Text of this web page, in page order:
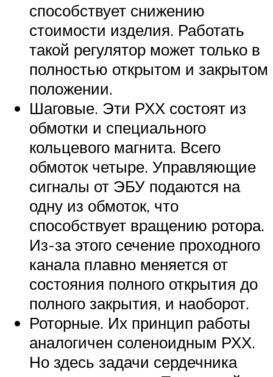
способствует снижению
стоимости изделия. Работать
такой регулятор может только в
полностью открытом и закрытом
положении.
Шаговые. Эти РХХ состоят из
обмотки и специального
кольцевого магнита. Всего
обмоток четыре. Управляющие
сигналы от ЭБУ подаются на
одну из обмоток, что
способствует вращению ротора.
Из-за этого сечение проходного
канала плавно меняется от
состояния полного открытия до
полного закрытия, и наоборот.
Роторные. Их принцип работы
аналогичен соленоидным РХХ.
Но здесь задачи сердечника